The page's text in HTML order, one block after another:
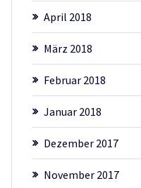
April 2018
März 2018
Februar 2018
Januar 2018
Dezember 2017
November 2017